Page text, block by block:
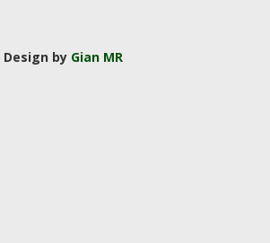
Design by Gian MR